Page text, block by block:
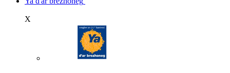
X